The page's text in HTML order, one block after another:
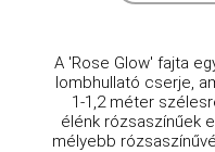
A 'Rose Glow' fajta
lombhullató cserje,
1-1,2 méter
élénk rózsaszínűek
mélyebb